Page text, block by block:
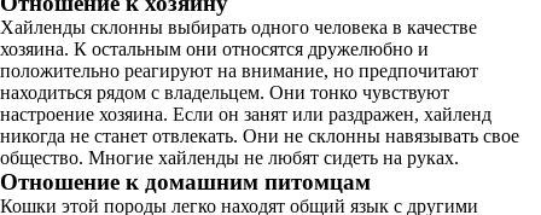
Хайленды склонны выбирать одного человека в качестве
хозяина. К остальным они относятся дружелюбно и
положительно реагируют на внимание, но предпочитают
находиться рядом с владельцем. Они тонко чувствуют
настроение хозяина. Если он занят или раздражен, хайленд
никогда не станет отвлекать. Они не склонны навязывать свое
общество. Многие хайленды не любят сидеть на руках.
Отношение к домашним питомцам
Кошки этой породы легко находят общий язык с другими